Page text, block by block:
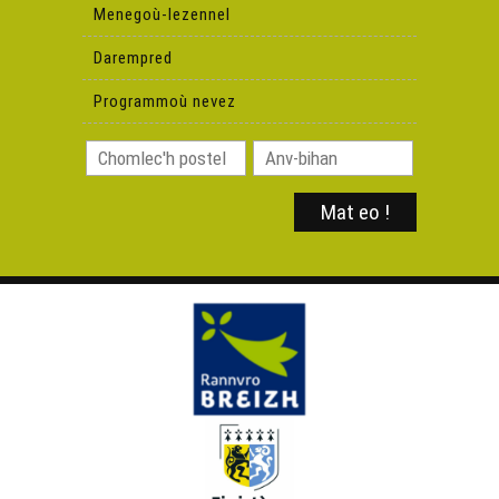
Labour ur stal vara - 4 munud e Breizh
Maerioù ar vro - 13 munud e Breizh
Bro Kemperle, ur skouer evit ar brezhoneg ? - 13 munud
Treuzkas ar brezhoneg 'barzh ar familhoù e 2020 - 4
An douristelezh goude ar Goronavirus - 4 munud e
Annie Ebrel war roudoù Anjela Duval - 4 munud e Bzh
Menegoù-lezennel
Darempred
Programmoù nevez